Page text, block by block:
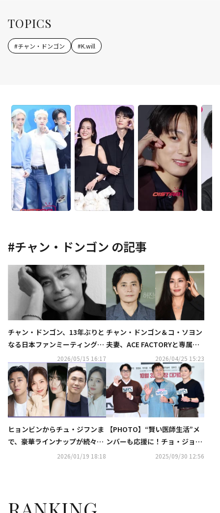
TOPICS
#チャン・ドンゴン #K.will
#チャン・ドンゴン の記事
チャン・ドンゴン、13年ぶりと
なる日本ファンミーティングが
決定！9月21日に東京で開催“紳
士からの感謝状”
2026/05/15 16:17
チャン・ドンゴン＆コ・ソヨン
夫妻、ACE FACTORYと専属契
2026/04/25 15:23
ヒョンビンからチュ・ジフンま
で、豪華ラインナップが続々！
注目の制作会社が贈る2026年新
2026/01/19 18:18
【PHOTO】“賢い医師生活”メ
ンバーも応援に！チョ・ジョン
ソクら、映画「BOSS／ボス」V
2025/09/30 12:56